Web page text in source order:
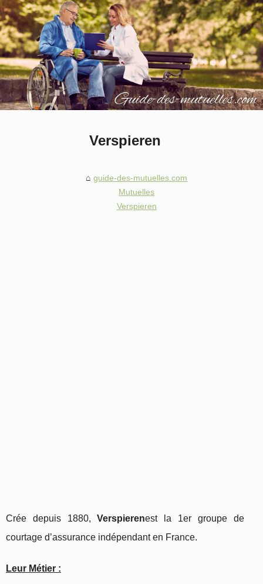
Verspieren
guide-des-mutuelles.com
Mutuelles
Verspieren
Crée depuis 1880,Verspierenest la 1er groupe de
courtage d’assurance indépendant en France.
Leur Métier :